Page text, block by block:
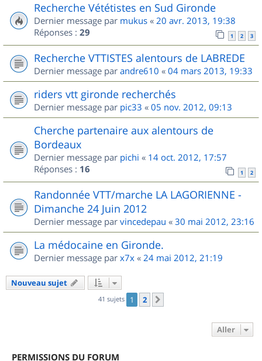
Recherche Vététistes en Sud Gironde
Dernier message par mukus « 20 avr. 2013, 19:38
Réponses : 29 1 2 3
Recherche VTTISTES alentours de LABREDE
Dernier message par andre610 « 04 mars 2013, 19:33
riders vtt gironde recherchés
Dernier message par pic33 « 05 nov. 2012, 09:13
Cherche partenaire aux alentours de
Bordeaux
Dernier message par pichi « 14 oct. 2012, 17:57
Réponses : 16 1 2
Randonnée VTT/marche LA LAGORIENNE -
Dimanche 24 Juin 2012
Dernier message par vincedepau « 30 mai 2012, 23:16
La médocaine en Gironde.
Dernier message par x7x « 24 mai 2012, 21:19
Nouveau sujet
41 sujets 1 2
Aller
PERMISSIONS DU FORUM